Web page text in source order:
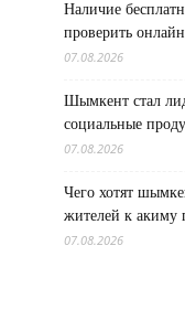
Наличие
проверить онлайн
07.08.2026
Шымкент стал
социальные
07.08.2026
Чего хотят
жителей к акиму
07.08.2026